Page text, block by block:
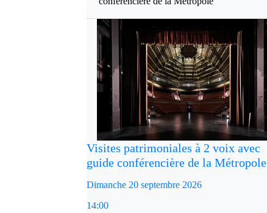
Visites patrimoniales à 2 voix avec
guide conférencière de la Métropole
Dimanche 20 septembre 2026
14:00